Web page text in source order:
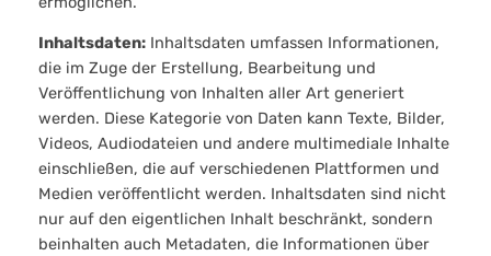
Inhaltsdaten:Inhaltsdaten umfassen Informationen,
die im Zuge der Erstellung, Bearbeitung und
Veröffentlichung von Inhalten aller Art generiert
werden. Diese Kategorie von Daten kann Texte, Bilder,
Videos, Audiodateien und andere multimediale Inhalte
einschließen, die auf verschiedenen Plattformen und
Medien veröffentlicht werden. Inhaltsdaten sind nicht
nur auf den eigentlichen Inhalt beschränkt, sondern
beinhalten auch Metadaten, die Informationen über